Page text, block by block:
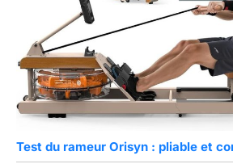
Test du rameur Orisyn : pliable et